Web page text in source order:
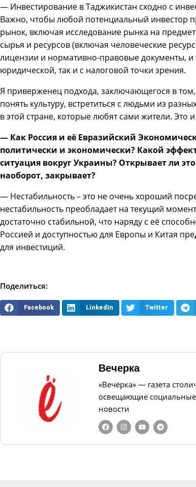
— Инвестирование в Таджикистан сходно с
Важно, чтобы любой потенциальный инвестор
рынок, включая исследование рынка на
сырья и ресурсов (включая человеческие
лицензии и нормативно-правовые документы, и
юридической, так и с налоговой точки зрения.
Я приверженец подхода, заключающегося в
понять культуру, встретиться с людьми из
в этой стране, которые любят сами жители. Это
— Как Россия и её Евразийский
политически и экономически? Какой
ситуация вокруг Украины? Открывает ли
наоборот, закрывает?
— Нестабильность – это не очень хороший
нестабильность преобладает на текущий
достаточно стабильной, что наряду с её
Россией и доступностью для Европы и Китая
для инвестиций.
Поделиться:
Facebook LinkedIn Twitter
Вечерка
«Вечёрка» — газета
освещающие
новости